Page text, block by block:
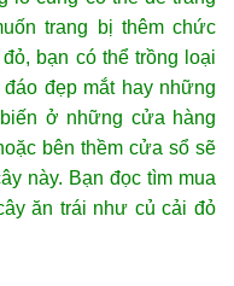
trang bị thêm chức
bạn có thể trồng loại
đẹp mắt hay những
ở những cửa hàng
bên thềm cửa sổ sẽ
này. Bạn đọc tìm mua
ăn trái như củ cải đỏ